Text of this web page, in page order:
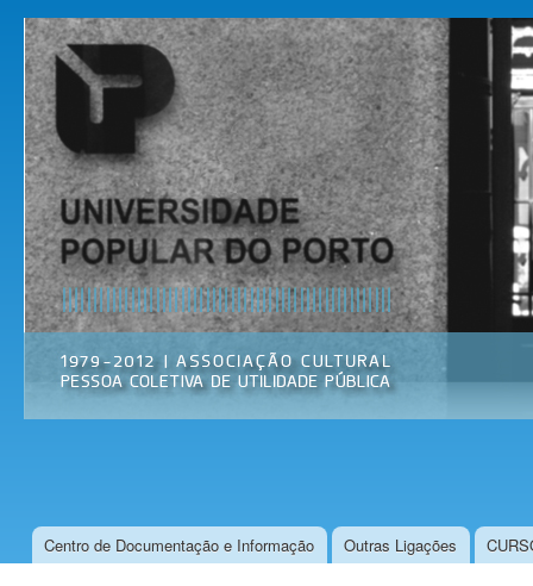
Universidade
Popular do
Porto
Associação
Cultural
Menu principal
Centro de Documentação e Informação Outras Ligações